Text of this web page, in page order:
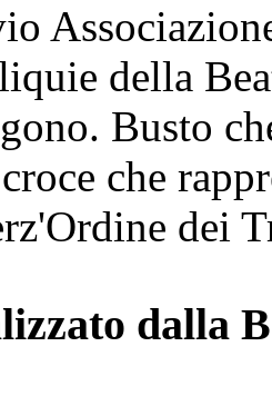
della
Busto
che
dei
dalla